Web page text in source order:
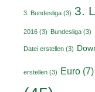
3. Bundesliga (3) 3.
2016 (3) Bundesliga (3)
Datei erstellen (3)
erstellen (3) Euro (7)